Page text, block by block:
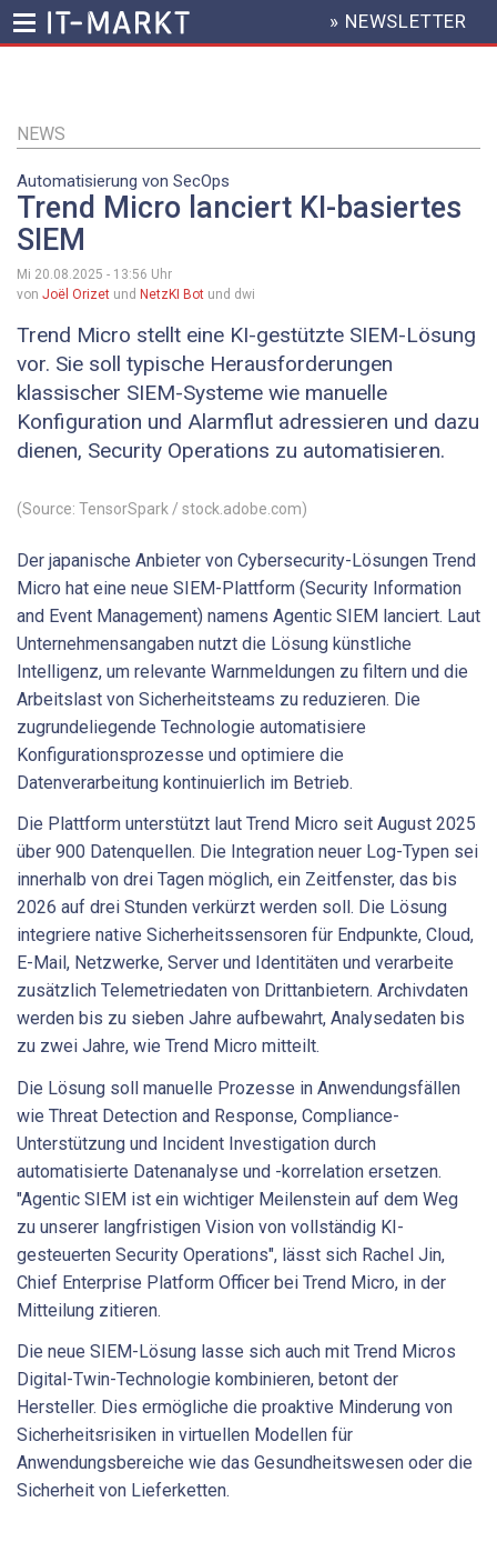
Inhalt
HEADER
MENU
» NEWSLETTER
NEWS
Automatisierung von SecOps
Trend Micro lanciert KI-basiertes
SIEM
Mi 20.08.2025 - 13:56 Uhr
von Joël Orizet und NetzKI Bot und dwi
Trend Micro stellt eine KI-gestützte SIEM-Lösung
vor. Sie soll typische Herausforderungen
klassischer SIEM-Systeme wie manuelle
Konfiguration und Alarmflut adressieren und dazu
dienen, Security Operations zu automatisieren.
(Source: TensorSpark / stock.adobe.com)
Der japanische Anbieter von Cybersecurity-Lösungen Trend
Micro hat eine neue SIEM-Plattform (Security Information
and Event Management) namens Agentic SIEM lanciert. Laut
Unternehmensangaben nutzt die Lösung künstliche
Intelligenz, um relevante Warnmeldungen zu filtern und die
Arbeitslast von Sicherheitsteams zu reduzieren. Die
zugrundeliegende Technologie automatisiere
Konfigurationsprozesse und optimiere die
Datenverarbeitung kontinuierlich im Betrieb.
Die Plattform unterstützt laut Trend Micro seit August 2025
über 900 Datenquellen. Die Integration neuer Log-Typen sei
innerhalb von drei Tagen möglich, ein Zeitfenster, das bis
2026 auf drei Stunden verkürzt werden soll. Die Lösung
integriere native Sicherheitssensoren für Endpunkte, Cloud,
E-Mail, Netzwerke, Server und Identitäten und verarbeite
zusätzlich Telemetriedaten von Drittanbietern. Archivdaten
werden bis zu sieben Jahre aufbewahrt, Analysedaten bis
zu zwei Jahre, wie Trend Micro mitteilt.
Die Lösung soll manuelle Prozesse in Anwendungsfällen
wie Threat Detection and Response, Compliance-
Unterstützung und Incident Investigation durch
automatisierte Datenanalyse und -korrelation ersetzen.
"Agentic SIEM ist ein wichtiger Meilenstein auf dem Weg
zu unserer langfristigen Vision von vollständig KI-
gesteuerten Security Operations", lässt sich Rachel Jin,
Chief Enterprise Platform Officer bei Trend Micro, in der
Mitteilung zitieren.
Die neue SIEM-Lösung lasse sich auch mit Trend Micros
Digital-Twin-Technologie kombinieren, betont der
Hersteller. Dies ermögliche die proaktive Minderung von
Sicherheitsrisiken in virtuellen Modellen für
Anwendungsbereiche wie das Gesundheitswesen oder die
Sicherheit von Lieferketten.